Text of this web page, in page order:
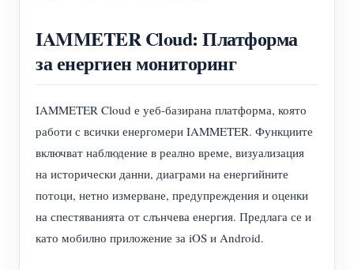
IAMMETER Cloud: Платформа
за енергиен мониторинг
IAMMETER Cloud е уеб-базирана платформа, която
работи с всички енергомери IAMMETER. Функциите
включват наблюдение в реално време, визуализация
на исторически данни, диаграми на енергийните
потоци, нетно измерване, предупреждения и оценки
на спестяванията от слънчева енергия. Предлага се и
като мобилно приложение за iOS и Android.